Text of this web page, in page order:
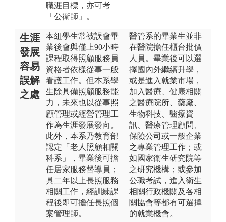
職涯目標，亦可考
「公衛師」。
生涯
發展
容易
誤解
之處
本組學生常被誤會畢
業後會與僅上90小時
課程取得照顧服務員
資格者依樣從事一般
看護工作。但本系學
生除具備照顧服務能
力，未來也以從事照
顧管理或經營管理工
作為生涯發展發向。
此外，本系乃教育部
認定「老人照顧相關
科系」，畢業後可擔
任居家服務督導員；
具二年以上長照服務
相關工作，經訓練課
程後即可擔任長照個
案管理師。
醫管系的畢業生並非
在醫院擔任櫃台批價
人員。畢業後可以選
擇國內外繼續升學，
或是進入就業市場，
加入醫療、健康相關
之醫療院所、藥廠、
生物科技、醫療資
訊、醫療管理顧問、
保險公司或一般企業
之專業管理工作；或
如國家衛生研究院等
之研究機構；或參加
公職考試，進入衛生
相關行政機關及各相
關協會等都有可選擇
的就業機會。